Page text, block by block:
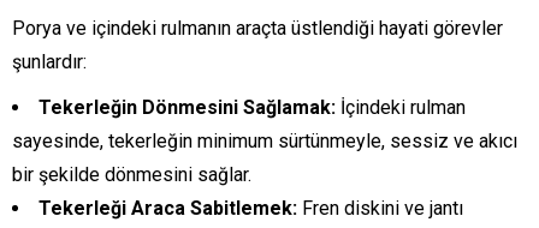
Porya ve içindeki rulmanın araçta üstlendiği hayati görevler
şunlardır:
Tekerleğin Dönmesini Sağlamak: İçindeki rulman
sayesinde, tekerleğin minimum sürtünmeyle, sessiz ve akıcı
bir şekilde dönmesini sağlar.
Tekerleği Araca Sabitlemek: Fren diskini ve jantı